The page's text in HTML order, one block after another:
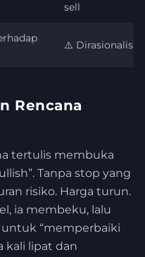
sell
⚠️
Rencana
tertulis membuka
Tanpa stop yang
risiko. Harga turun.
ia membeku, lalu
untuk “memperbaiki
kali lipat dan